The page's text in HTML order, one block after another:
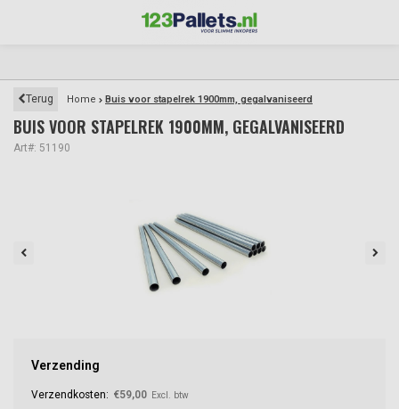
Terug Home Buis voor stapelrek 1900mm, gegalvaniseerd
BUIS VOOR STAPELREK 1900MM, GEGALVANISEERD
Art#: 51190
Verzending
Verzendkosten: €59,00 Excl. btw